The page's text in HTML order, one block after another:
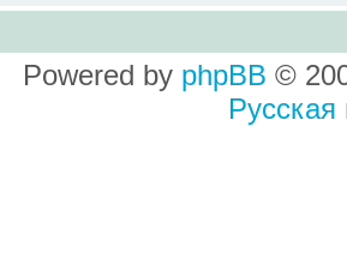
Powered by phpBB ©